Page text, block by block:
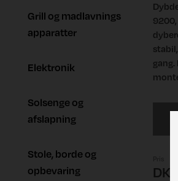
Grill og madlavnings
apparatter
Elektronik
Solsenge og
afslapning
Stole, borde og
opbevaring